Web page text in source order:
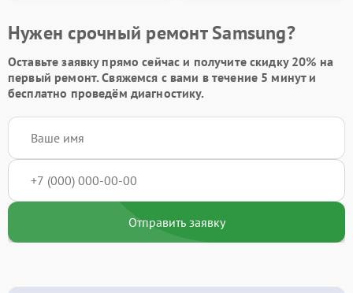
Нужен срочный ремонт Samsung?
Оставьте заявкупрямо сейчас и получите скидку 20% на
первый ремонт. Свяжемся с вами в течение 5 минут и
бесплатно проведём диагностику.
Отправить заявку